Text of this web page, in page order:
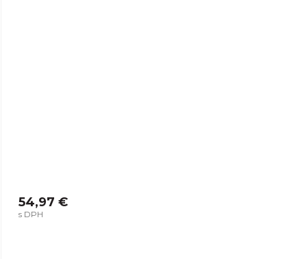
54,97 €
s DPH